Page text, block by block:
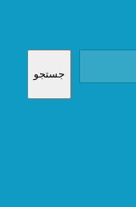
جستجو